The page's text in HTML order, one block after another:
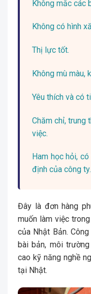
Không mắc các
Không có hình
Thị lực tốt.
Không mù màu,
Yêu thích và có
Chăm chỉ, trung
việc.
Ham học hỏi,
định của công ty.
Đây là đơn hàng
muốn làm việc
của Nhật Bản.
bài bản, môi
cao kỹ năng nghề
tại Nhật.